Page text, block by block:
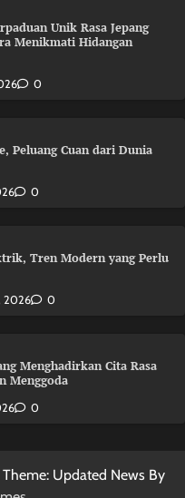
Unik Rasa Jepang
Menikmati Hidangan
0
Peluang Cuan dari Dunia
0
Tren Modern yang Perlu
2026 0
Menghadirkan Cita Rasa
Menggoda
0
Theme: Updated News By